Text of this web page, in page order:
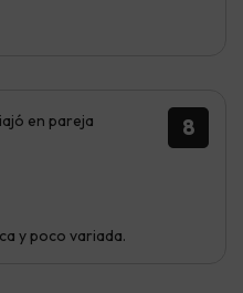
8
en pareja
y poco variada.